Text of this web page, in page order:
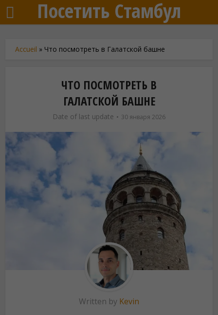
Посетить Стамбул
Accueil » Что посмотреть в Галатской башне
ЧТО ПОСМОТРЕТЬ В
ГАЛАТСКОЙ БАШНЕ
Date of last update 30 января 2026
Written by Kevin